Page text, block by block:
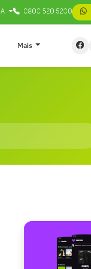
0800 520 5200
Mais